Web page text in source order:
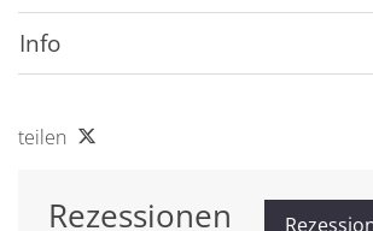
Info
teilen
Rezessionen